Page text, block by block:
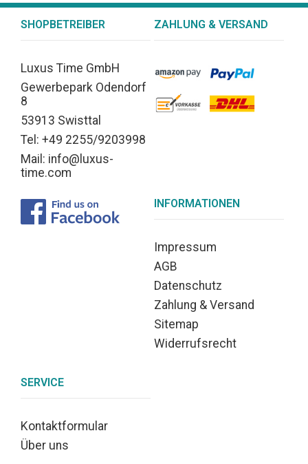
SHOPBETREIBER
Luxus Time GmbH
Gewerbepark Odendorf
8
53913 Swisttal
Tel: +49 2255/9203998
Mail: info@luxus-
time.com
ZAHLUNG & VERSAND
INFORMATIONEN
Impressum
AGB
Datenschutz
Zahlung & Versand
Sitemap
Widerrufsrecht
SERVICE
Kontaktformular
Über uns